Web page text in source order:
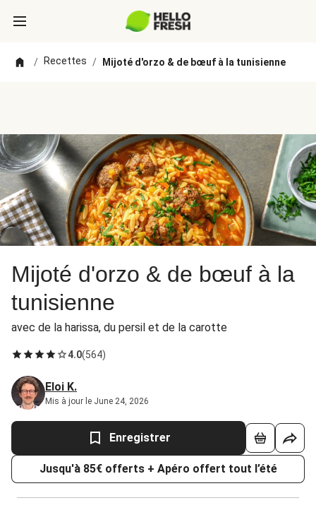
/ Recettes / Mijoté d'orzo & de bœuf à la tunisienne
Mijoté d'orzo & de bœuf à la
tunisienne
avec de la harissa, du persil et de la carotte
4.0(564)
Eloi K.
Mis à jour le June 24, 2026
Enregistrer
Jusqu'à 85€ offerts + Apéro offert tout l’été